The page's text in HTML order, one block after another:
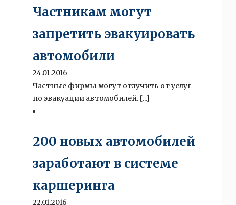
Частникам могут
запретить эвакуировать
автомобили
24.01.2016
Частные фирмы могут отлучить от услуг
по эвакуации автомобилей. [...]
200 новых автомобилей
заработают в системе
каршеринга
22.01.2016